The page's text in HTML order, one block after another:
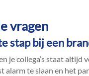
vragen
stap bij een
je collega’s staat
alarm te slaan en het